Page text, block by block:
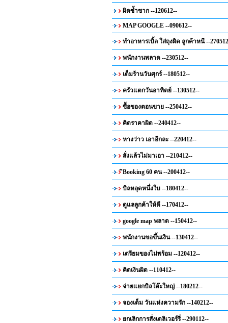
ผิดซ้ำซาก --120612--
MAP GOOGLE --090612--
ทำอาหารเบิ้ล ใส่ถุงผิด ลูกค้าหนี --
พนักงานพลาด --230512--
เต็มร้านวันศุกร์ --180512--
ครัวแตกวันอาทิตย์ --130512--
ซื้อของตอนขาย --250412--
คิดราคาผิด --240412--
หางว่าว เอาอีกละ --220412--
สั่งแล้วไม่มาเอา --210412--
ิBooking 60 คน --200412--
บิลหลุดหนึ่งใบ --180412--
ดูแลลูกค้าให้ดี --170412--
google map พลาด --150412--
พนักงานขอขึ้นเงิน --130412--
เตรียมของไม่พร้อม --120412--
คิดเงินผิด --110412--
จ่ายแยกบิลโต๊ะใหญ่ --180212--
จองเต็ม วันแห่งความรัก --140212--
ยกเลิกการสั่งเดลิเวอร์รี่ --290112--